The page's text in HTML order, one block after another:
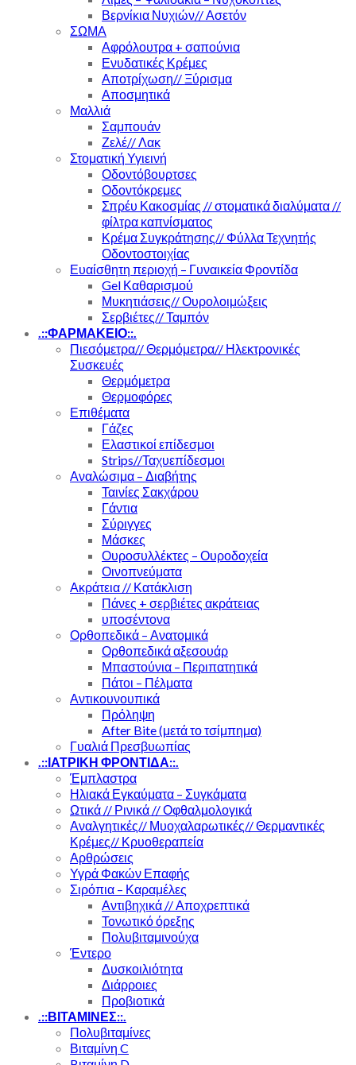
Βερνίκια Νυχιών// Ασετόν
ΣΩΜΑ
Αφρόλουτρα + σαπούνια
Ενυδατικές Κρέμες
Αποτρίχωση// Ξύρισμα
Αποσμητικά
Μαλλιά
Σαμπουάν
Ζελέ// Λακ
Στοματική Υγιεινή
Οδοντόβουρτσες
Οδοντόκρεμες
Σπρέυ Κακοσμίας // στοματικά διαλύματα //
φίλτρα καπνίσματος
Κρέμα Συγκράτησης// Φύλλα Τεχνητής
Οδοντοστοιχίας
Ευαίσθητη περιοχή – Γυναικεία Φροντίδα
Gel Καθαρισμού
Μυκητιάσεις// Ουρολοιμώξεις
Σερβιέτες// Ταμπόν
.::ΦΑΡΜΑΚΕΙΟ::.
Πιεσόμετρα// Θερμόμετρα// Ηλεκτρονικές
Συσκευές
Θερμόμετρα
Θερμοφόρες
Επιθέματα
Γάζες
Ελαστικοί επίδεσμοι
Strips//Ταχυεπίδεσμοι
Αναλώσιμα – Διαβήτης
Ταινίες Σακχάρου
Γάντια
Σύριγγες
Μάσκες
Ουροσυλλέκτες – Ουροδοχεία
Οινοπνεύματα
Ακράτεια // Κατάκλιση
Πάνες + σερβιέτες ακράτειας
υποσέντονα
Ορθοπεδικά – Ανατομικά
Ορθοπεδικά αξεσουάρ
Μπαστούνια – Περιπατητικά
Πάτοι – Πέλματα
Αντικουνουπικά
Πρόληψη
After Bite (μετά το τσίμπημα)
Γυαλιά Πρεσβυωπίας
.::ΙΑΤΡΙΚΗ ΦΡΟΝΤΙΔΑ::.
Έμπλαστρα
Ηλιακά Εγκαύματα – Συγκάματα
Ωτικά // Ρινικά // Οφθαλμολογικά
Αναλγητικές// Μυοχαλαρωτικές// Θερμαντικές
Κρέμες// Κρυοθεραπεία
Αρθρώσεις
Υγρά Φακών Επαφής
Σιρόπια – Καραμέλες
Αντιβηχικά // Αποχρεπτικά
Τονωτικό όρεξης
Πολυβιταμινούχα
Έντερο
Δυσκοιλιότητα
Διάρροιες
Προβιοτικά
.::ΒΙΤΑΜΙΝΕΣ::.
Πολυβιταμίνες
Βιταμίνη C